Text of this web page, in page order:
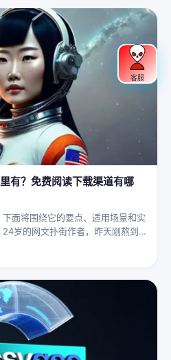
有？免费阅读下载渠道有哪
面将围绕它的要点、适用场景和实
岁的网文扑街作者，昨天刚熬到凌
纲，揉着发酸的眼睛扑上床就睡，
客服